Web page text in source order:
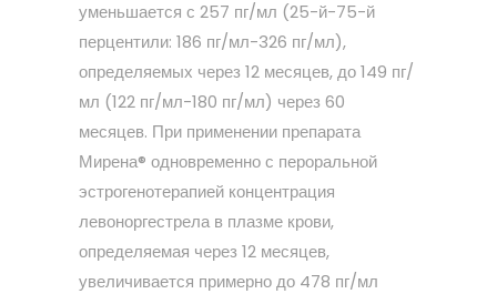
уменьшается с 257 пг/мл (25-й-75-й
перцентили: 186 пг/мл-326 пг/мл),
определяемых через 12 месяцев, до 149 пг/
мл (122 пг/мл-180 пг/мл) через 60
месяцев. При применении препарата
Мирена® одновременно с пероральной
эстрогенотерапией концентрация
левоноргестрела в плазме крови,
определяемая через 12 месяцев,
увеличивается примерно до 478 пг/мл